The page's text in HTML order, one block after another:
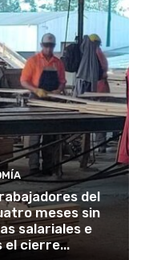
del
meses sin
salariales e
el cierre...